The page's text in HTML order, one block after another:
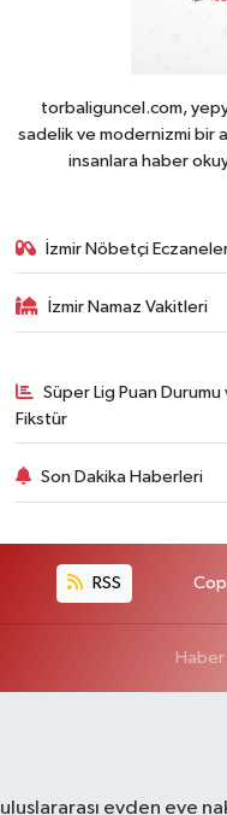
torbaliguncel.com,
sadelik ve modernizmi bir
insanlara haber
İzmir Nöbetçi
İzmir Namaz Vakitleri
Süper Lig Puan Durumu
Fikstür
Son Dakika Haberleri
RSS
Haber
uluslararası evden eve